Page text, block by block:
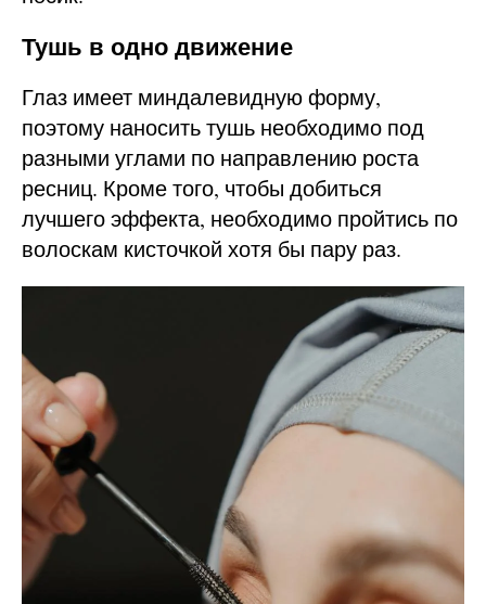
Тушь в одно движение
Глаз имеет миндалевидную форму,
поэтому наносить тушь необходимо под
разными углами по направлению роста
ресниц. Кроме того, чтобы добиться
лучшего эффекта, необходимо пройтись по
волоскам кисточкой хотя бы пару раз.